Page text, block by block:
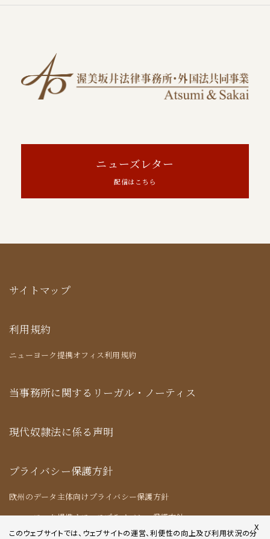
ニューズレター
配信はこちら
サイトマップ
利用規約
ニューヨーク提携オフィス利用規約
当事務所に関するリーガル・ノーティス
現代奴隷法に係る声明
プライバシー保護方針
欧州のデータ主体向けプライバシー保護方針
ニューヨーク提携オフィスプライバシー保護方針
X
このウェブサイトでは、ウェブサイトの運営、利便性の向上及び利用状況の分